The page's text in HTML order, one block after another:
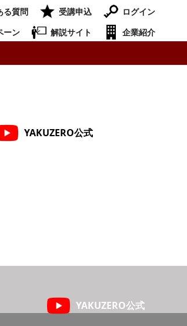
る質問 受講申込
ログイン
ーン 解説サイト
企業紹介
YAKUZERO公式
YAKUZERO公式